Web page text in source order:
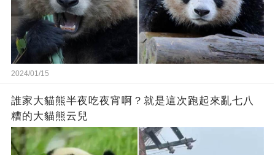
2024/01/15
誰家大貓熊半夜吃夜宵啊？就是這次跑起來亂七八
糟的大貓熊云兒